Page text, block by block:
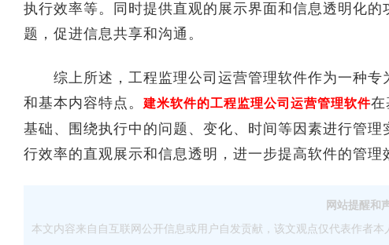
执行效率等。同时提供直观的展示界面和信息透明化
题，促进信息共享和沟通。
综上所述，工程监理公司运营管理软件作为一种专
和基本内容特点。 建米软件的工程监理公司运营管理软件在
基础、围绕执行中的问题、变化、时间等因素进行管
行效率的直观展示和信息透明，进一步提高软件的管理
网站提醒和
本文内容来自自互联网公开信息或用户自发贡献，该文观点仅代表作者